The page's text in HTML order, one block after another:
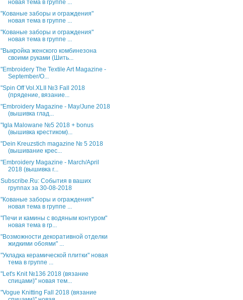
новая тема в группе ...
"Кованые заборы и ограждения"
новая тема в группе ...
"Кованые заборы и ограждения"
новая тема в группе ...
"Выкройка женского комбинезона
своими руками (Шить...
"Embroidery The Textile Art Magazine -
September/O...
"Spin Off Vol.XLII №3 Fall 2018
(прядение, вязание...
"Embroidery Magazine - May/June 2018
(вышивка глад...
"Igla Malowane №5 2018 + bonus
(вышивка крестиком)...
"Dein Kreuzstich magazine № 5 2018
(вышивание крес...
"Embroidery Magazine - March/April
2018 (вышивка г...
Subscribe.Ru: События в ваших
группах за 30-08-2018
"Кованые заборы и ограждения"
новая тема в группе ...
"Печи и камины с водяным контуром"
новая тема в гр...
"Возможности декоративной отделки
жидкими обоями" ...
"Укладка керамической плитки" новая
тема в группе ...
"Let's Knit №136 2018 (вязание
спицами)" новая тем...
"Vogue Knitting Fall 2018 (вязание